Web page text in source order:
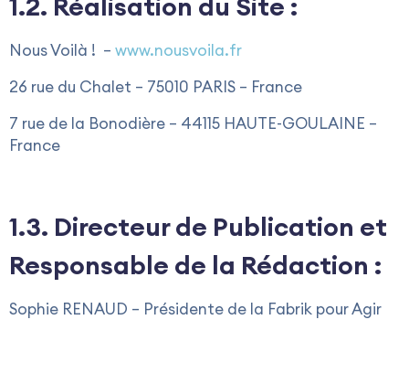
Nous Voilà ! – www.nousvoila.fr
26 rue du Chalet – 75010 PARIS – France
7 rue de la Bonodière – 44115 HAUTE-GOULAINE –
France
1.3. Directeur de Publication et
Responsable de la Rédaction :
Sophie RENAUD – Présidente de la Fabrik pour Agir